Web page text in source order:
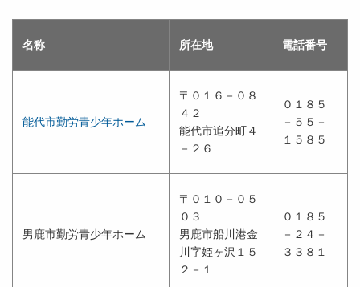
名称 所在地 電話番号
能代市勤労青少年ホーム
〒０１６－０８
４２
能代市追分町４
－２６
０１８５
－５５－
１５８５
男鹿市勤労青少年ホーム
〒０１０－０５
０３
男鹿市船川港金
川字姫ヶ沢１５
２－１
０１８５
－２４－
３３８１